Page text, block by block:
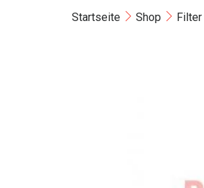
Startseite Shop Filter